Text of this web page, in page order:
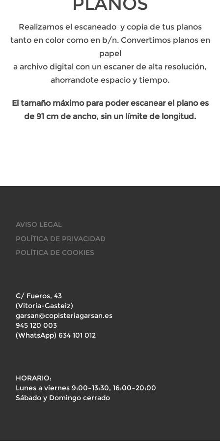
Realizamos el escaneado y copia de tus planos
tanto en color como en b/n. Convertimos planos en
papel
a archivo digital con un escaner de alta resolución,
ahorrandote espacio y tiempo.
El tamaño máximo para poder escanear el plano es
de 91 cm de ancho, sin un límite de longitud.
AVISO LEGAL
POLÍTICA DE PRIVACIDAD
POLÍTICA DE COOKIES
C/ Fueros, 43
(Vitoria-Gasteiz)
garsan@copisteriagarsan.es
945 120 003
(WhatsApp) 634 101 012
HORARIO:
Lunes a viernes 9:00–13:30, 16:00–20:00
Sábado y Domingo cerrado